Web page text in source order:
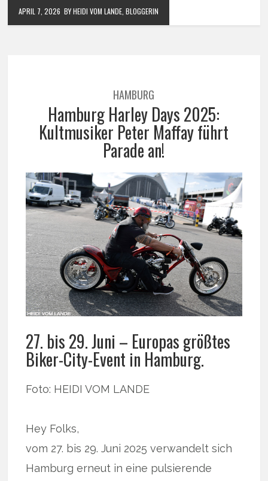
APRIL 7, 2026 BY HEIDI VOM LANDE, BLOGGERIN
HAMBURG
Hamburg Harley Days 2025:
Kultmusiker Peter Maffay führt
Parade an!
27. bis 29. Juni – Europas größtes
Biker-City-Event in Hamburg.
Foto: HEIDI VOM LANDE
Hey Folks,
vom 27. bis 29. Juni 2025 verwandelt sich
Hamburg erneut in eine pulsierende